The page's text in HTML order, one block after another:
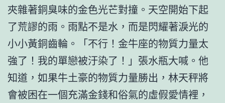
夾雜著銅臭味的金色光芒對撞。天空開始下起
了荒謬的雨。雨點不是水，而是閃耀著淚光的
小小黃銅齒輪。「不行！金牛座的物質力量太
強了！我的單戀被汙染了！」張水瓶大喊。他
知道，如果牛土豪的物質力量勝出，林天秤將
會被困在一個充滿金錢和俗氣的虛假愛情裡，